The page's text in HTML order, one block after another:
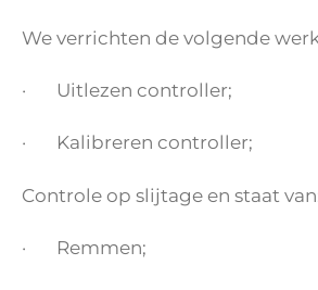
We verrichten de volgende
· Uitlezen controller;
· Kalibreren controller;
Controle op slijtage en staat
· Remmen;